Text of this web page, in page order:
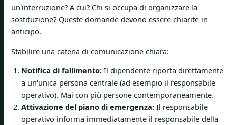
un'interruzione? A cui? Chi si occupa di organizzare la
sostituzione? Queste domande devono essere chiarite in
anticipo.
Stabilire una catena di comunicazione chiara:
Notifica di fallimento: Il dipendente riporta direttamente
a un'unica persona centrale (ad esempio il responsabile
operativo). Mai con più persone contemporaneamente.
Attivazione del piano di emergenza: Il responsabile
operativo informa immediatamente il responsabile della